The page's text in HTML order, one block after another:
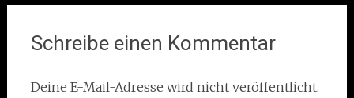
navigation
Schreibe einen Kommentar
Deine E-Mail-Adresse wird nicht veröffentlicht.